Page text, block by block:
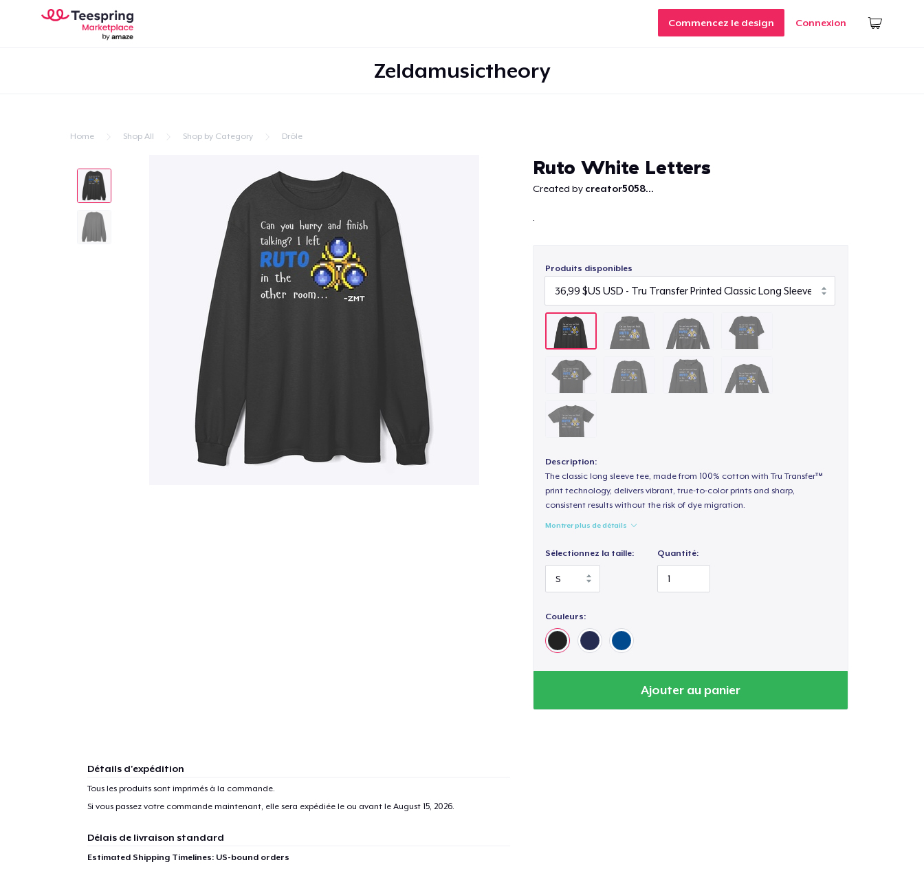
Commencez le design Connexion
Zeldamusictheory
Home Shop All Shop by Category Drôle
Ruto White Letters
Created by creator5058...
Produits disponibles
Description:
The classic long sleeve tee, made from 100% cotton with Tru Transfer™
print technology, delivers vibrant, true-to-color prints and sharp,
consistent results without the risk of dye migration.
Montrer plus de détails
Sélectionnez la taille: Quantité:
Couleurs:
Ajouter au panier
Détails d'expédition
Tous les produits sont imprimés à la commande.
Si vous passez votre commande maintenant, elle sera expédiée le ou avant le August 15, 2026.
Délais de livraison standard
Estimated Shipping Timelines: US-bound orders